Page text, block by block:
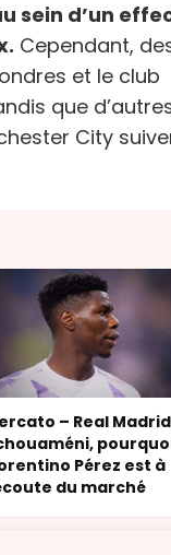
sein d’un
Cependant,
et le club
que
City
– Real
Pérez est à
du marché